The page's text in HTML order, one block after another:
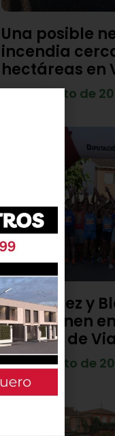
Una posible
incendia
hectáreas en
7 de agosto de
Diego Díez y
se imponen
Popular de
4 de agosto de